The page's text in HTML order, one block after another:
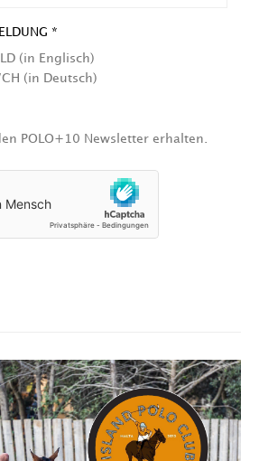
*
(in Englisch)
(in Deutsch)
POLO+10 Newsletter erhalten.